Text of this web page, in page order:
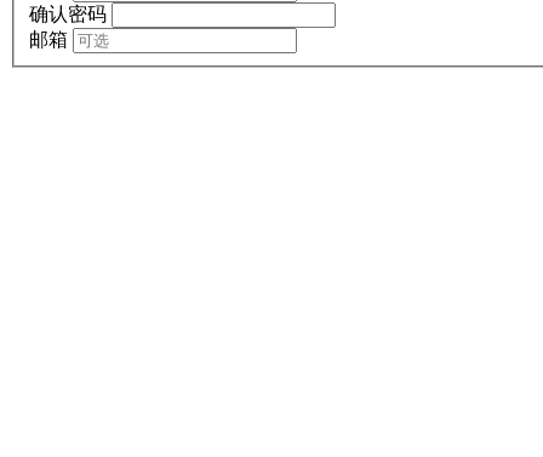
确认密码
邮箱